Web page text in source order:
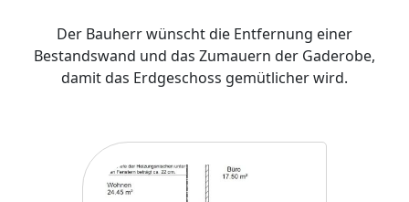
Der Bauherr wünscht die Entfernung einer
Bestandswand und das Zumauern der Gaderobe,
damit das Erdgeschoss gemütlicher wird.